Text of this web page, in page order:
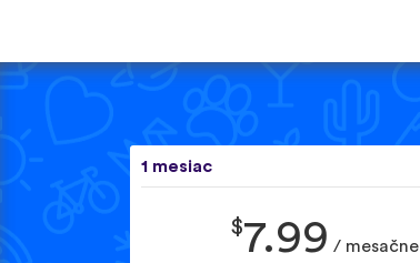
1 mesiac
$7.99 / mesačne